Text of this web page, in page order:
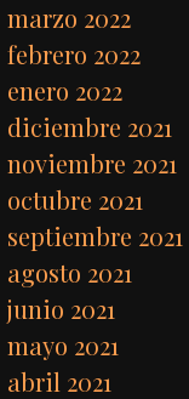
marzo 2022
febrero 2022
enero 2022
diciembre 2021
noviembre 2021
octubre 2021
septiembre 2021
agosto 2021
junio 2021
mayo 2021
abril 2021